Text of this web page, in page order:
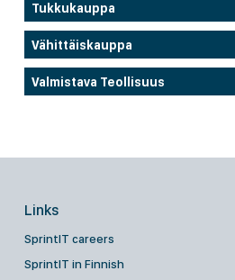
Tukkukauppa
Vähittäiskauppa
Valmistava Teollisuus
Links
SprintIT careers
SprintIT in Finnish